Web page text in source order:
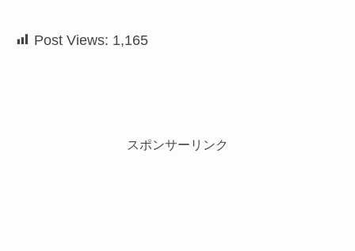
Post Views: 1,165
スポンサーリンク